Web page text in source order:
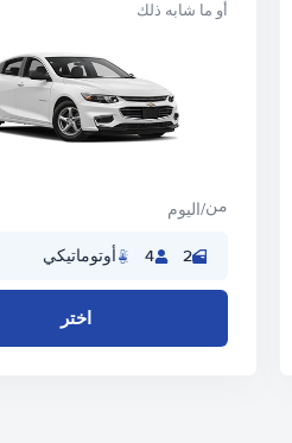
أو ما شابه ذلك
من/اليوم
2
4 أوتوماتيكي
اختر